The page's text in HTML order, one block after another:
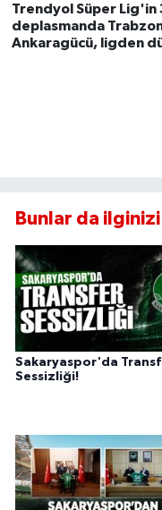
Trendyol Süper Lig'in
deplasmanda
Ankaragücü, ligden
Bunlar da
Sakaryaspor'da
Sessizliği!